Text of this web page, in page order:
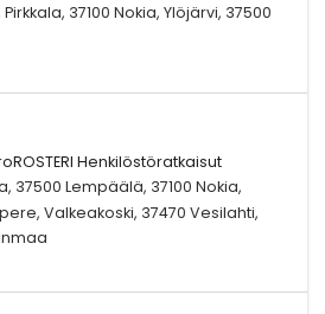
37100 Nokia, Ylöjärvi, 37500
Henkilöstöratkaisut
37500 Lempäälä, 37100 Nokia,
Valkeakoski, 37470 Vesilahti,